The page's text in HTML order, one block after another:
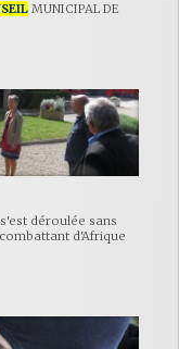
MUNICIPAL DE
déroulée sans
d'Afrique